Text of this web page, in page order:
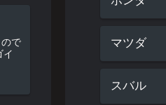
マツダ
スバル